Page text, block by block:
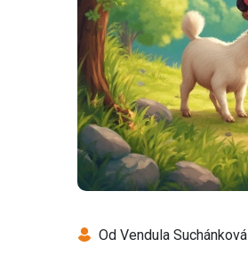
Od Vendula Suchánková